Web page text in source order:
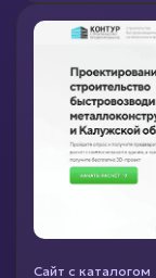
Сайт с каталогом